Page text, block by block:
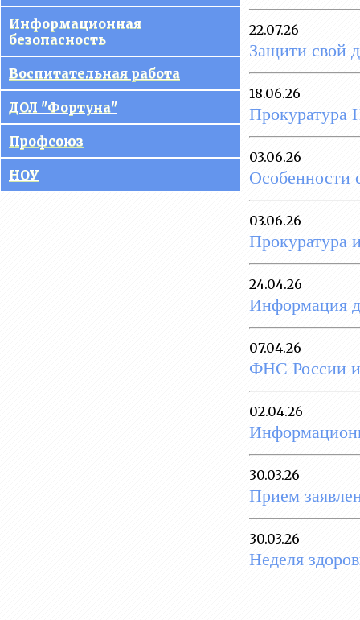
управления
образовательной
организацией
Документы
Образование
Руководство
Педагогический состав
Информационная
безопасность
Воспитательная работа
ДОЛ "Фортуна"
Профсоюз
НОУ
22.07.26
Защити свой
18.06.26
Прокуратура
03.06.26
Особенности
03.06.26
Прокуратура
24.04.26
Информация
07.04.26
ФНС России
02.04.26
30.03.26
Прием
30.03.26
Неделя